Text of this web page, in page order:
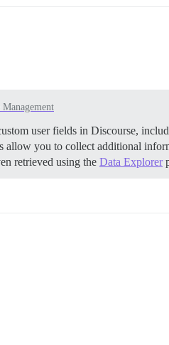
Management
user fields in Discourse,
you to collect additional
retrieved using the Data Explorer